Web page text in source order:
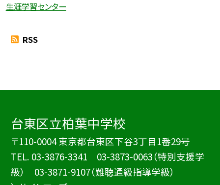
生涯学習センター
RSS
台東区立柏葉中学校
〒110-0004 東京都台東区下谷3丁目1番29号
TEL. 03-3876-3341 03-3873-0063（特別支援学
級） 03-3871-9107（難聴通級指導学級）